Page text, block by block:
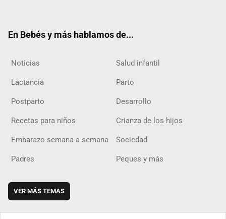
En Bebés y más hablamos de...
Noticias Salud infantil
Lactancia Parto
Postparto Desarrollo
Recetas para niños Crianza de los hijos
Embarazo semana a semana Sociedad
Padres Peques y más
VER MÁS TEMAS